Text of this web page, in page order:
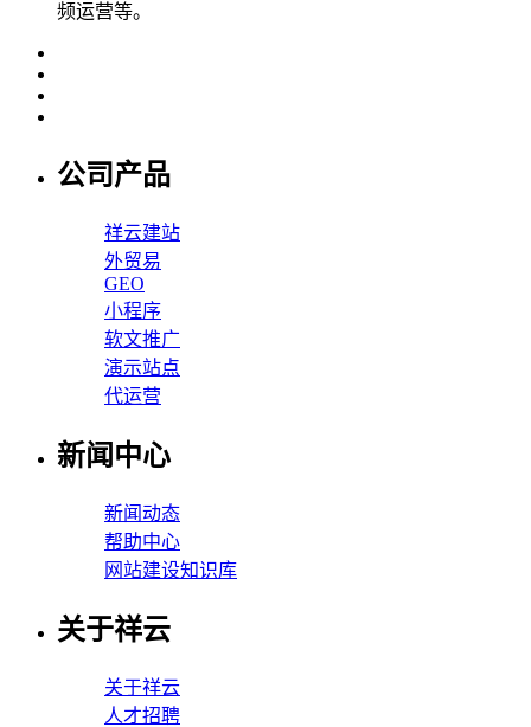
频运营等。
公司产品
祥云建站
外贸易
GEO
小程序
软文推广
演示站点
代运营
新闻中心
新闻动态
帮助中心
网站建设知识库
关于祥云
关于祥云
人才招聘